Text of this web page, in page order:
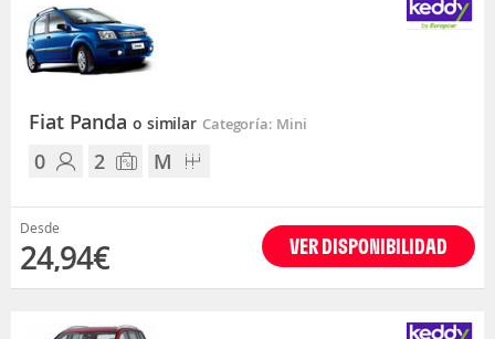
Fiat Panda o similar Categoría: Mini
0 2 M
Desde
24,94€ VER DISPONIBILIDAD